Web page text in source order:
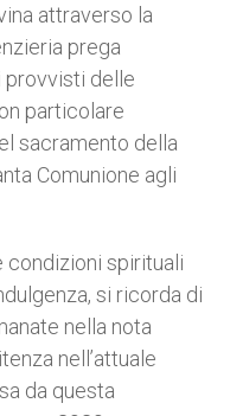
attraverso la
prega
delle
particolare
sacramento della
Comunione agli
condizioni spirituali
si ricorda di
nella nota
nell’attuale
da questa